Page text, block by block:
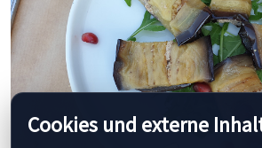
Cookies und externe